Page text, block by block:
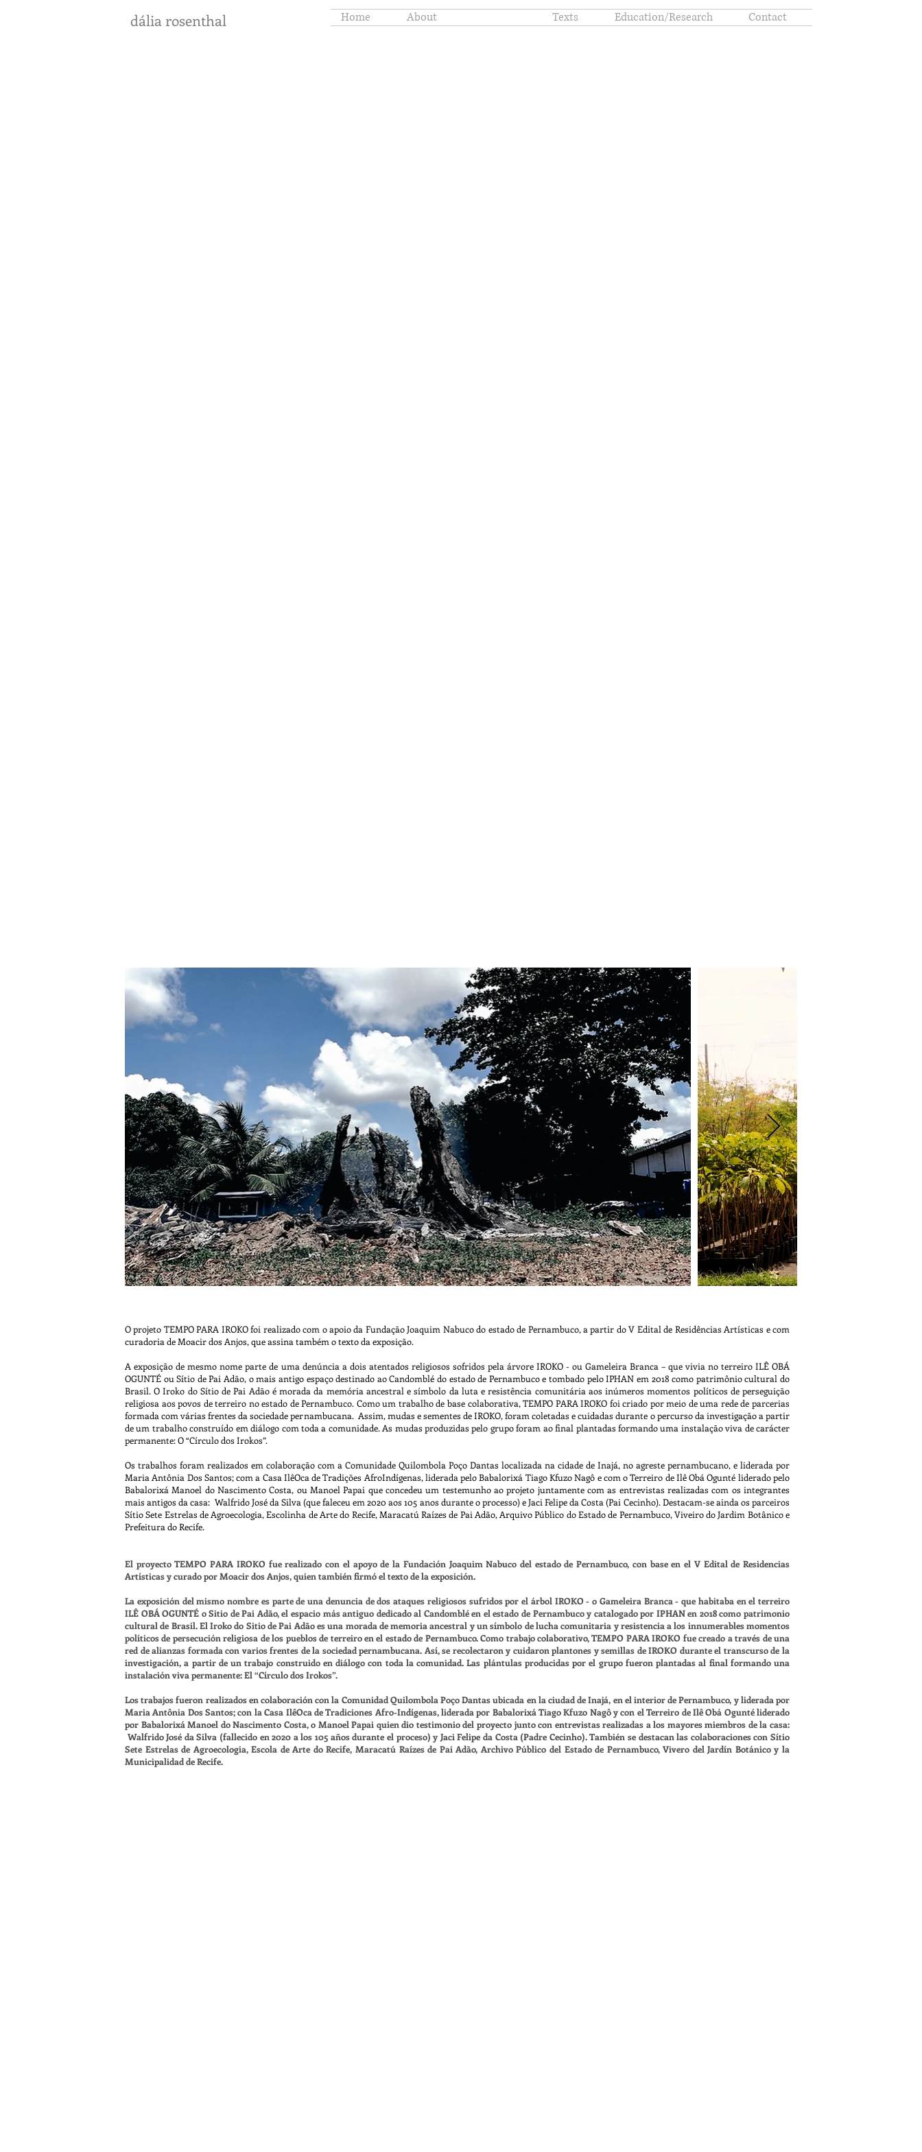
dália rosenthal Home About Texts Education/Research Contact
O projeto TEMPO PARA IROKO foi realizado com o apoio da Fundação Joaquim Nabuco do estado de Pernambuco, a partir do V Edital de Residências Artísticas e com
curadoria de Moacir dos Anjos, que assina também o texto da exposição.
A exposição de mesmo nome parte de uma denúncia a dois atentados religiosos sofridos pela árvore IROKO - ou Gameleira Branca – que vivia no terreiro ILÊ OBÁ
OGUNTÉ ou Sítio de Pai Adão, o mais antigo espaço destinado ao Candomblé do estado de Pernambuco e tombado pelo IPHAN em 2018 como patrimônio cultural do
Brasil. O Iroko do Sítio de Pai Adão é morada da memória ancestral e símbolo da luta e resistência comunitária aos inúmeros momentos políticos de perseguição
religiosa aos povos de terreiro no estado de Pernambuco. Como um trabalho de base colaborativa, TEMPO PARA IROKO foi criado por meio de uma rede de parcerias
formada com várias frentes da sociedade pernambucana. Assim, mudas e sementes de IROKO, foram coletadas e cuidadas durante o percurso da investigação a partir
de um trabalho construído em diálogo com toda a comunidade. As mudas produzidas pelo grupo foram ao final plantadas formando uma instalação viva de carácter
permanente: O “Círculo dos Irokos”.
Os trabalhos foram realizados em colaboração com a Comunidade Quilombola Poço Dantas localizada na cidade de Inajá, no agreste pernambucano, e liderada por
Maria Antônia Dos Santos; com a Casa IlêOca de Tradições AfroIndígenas, liderada pelo Babalorixá Tiago Kfuzo Nagô e com o Terreiro de Ilê Obá Ogunté liderado pelo
Babalorixá Manoel do Nascimento Costa, ou Manoel Papai que concedeu um testemunho ao projeto juntamente com as entrevistas realizadas com os integrantes
mais antigos da casa: Walfrido José da Silva (que faleceu em 2020 aos 105 anos durante o processo) e Jaci Felipe da Costa (Pai Cecinho). Destacam-se ainda os parceiros
Sítio Sete Estrelas de Agroecologia, Escolinha de Arte do Recife, Maracatú Raízes de Pai Adão, Arquivo Público do Estado de Pernambuco, Viveiro do Jardim Botânico e
Prefeitura do Recife.
El proyecto TEMPO PARA IROKO fue realizado con el apoyo de la Fundación Joaquim Nabuco del estado de Pernambuco, con base en el V Edital de Residencias
Artísticas y curado por Moacir dos Anjos, quien también firmó el texto de la exposición.
La exposición del mismo nombre es parte de una denuncia de dos ataques religiosos sufridos por el árbol IROKO - o Gameleira Branca - que habitaba en el terreiro
ILÊ OBÁ OGUNTÉ o Sitio de Pai Adão, el espacio más antiguo dedicado al Candomblé en el estado de Pernambuco y catalogado por IPHAN en 2018 como patrimonio
cultural de Brasil. El Iroko do Sitio de Pai Adão es una morada de memoria ancestral y un símbolo de lucha comunitaria y resistencia a los innumerables momentos
políticos de persecución religiosa de los pueblos de terreiro en el estado de Pernambuco. Como trabajo colaborativo, TEMPO PARA IROKO fue creado a través de una
red de alianzas formada con varios frentes de la sociedad pernambucana. Así, se recolectaron y cuidaron plantones y semillas de IROKO durante el transcurso de la
investigación, a partir de un trabajo construido en diálogo con toda la comunidad. Las plántulas producidas por el grupo fueron plantadas al final formando una
instalación viva permanente: El “Círculo dos Irokos”.
Los trabajos fueron realizados en colaboración con la Comunidad Quilombola Poço Dantas ubicada en la ciudad de Inajá, en el interior de Pernambuco, y liderada por
Maria Antônia Dos Santos; con la Casa IlêOca de Tradiciones Afro-Indígenas, liderada por Babalorixá Tiago Kfuzo Nagô y con el Terreiro de Ilê Obá Ogunté liderado
por Babalorixá Manoel do Nascimento Costa, o Manoel Papai quien dio testimonio del proyecto junto con entrevistas realizadas a los mayores miembros de la casa:
Walfrido José da Silva (fallecido en 2020 a los 105 años durante el proceso) y Jaci Felipe da Costa (Padre Cecinho). También se destacan las colaboraciones con Sítio
Sete Estrelas de Agroecologia, Escola de Arte do Recife, Maracatú Raízes de Pai Adão, Archivo Público del Estado de Pernambuco, Vivero del Jardín Botánico y la
Municipalidad de Recife.